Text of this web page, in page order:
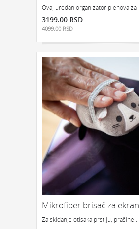
Ovaj uredan organizator plehova za
3199.00 RSD
4099.00 RSD
Mikrofiber brisač za
Za skidanje otisaka prstiju, prašine...